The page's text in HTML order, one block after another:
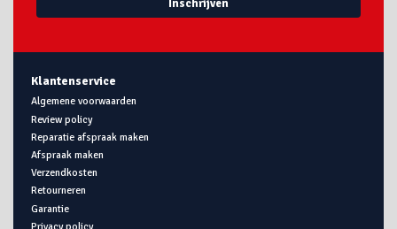
Inschrijven
Klantenservice
Algemene voorwaarden
Review policy
Reparatie afspraak maken
Afspraak maken
Verzendkosten
Retourneren
Garantie
Privacy policy